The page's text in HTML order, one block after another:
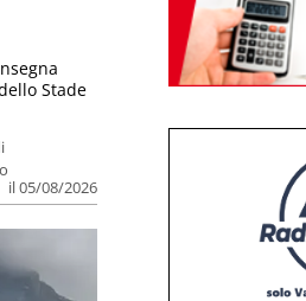
il 05/08/2026
Stade